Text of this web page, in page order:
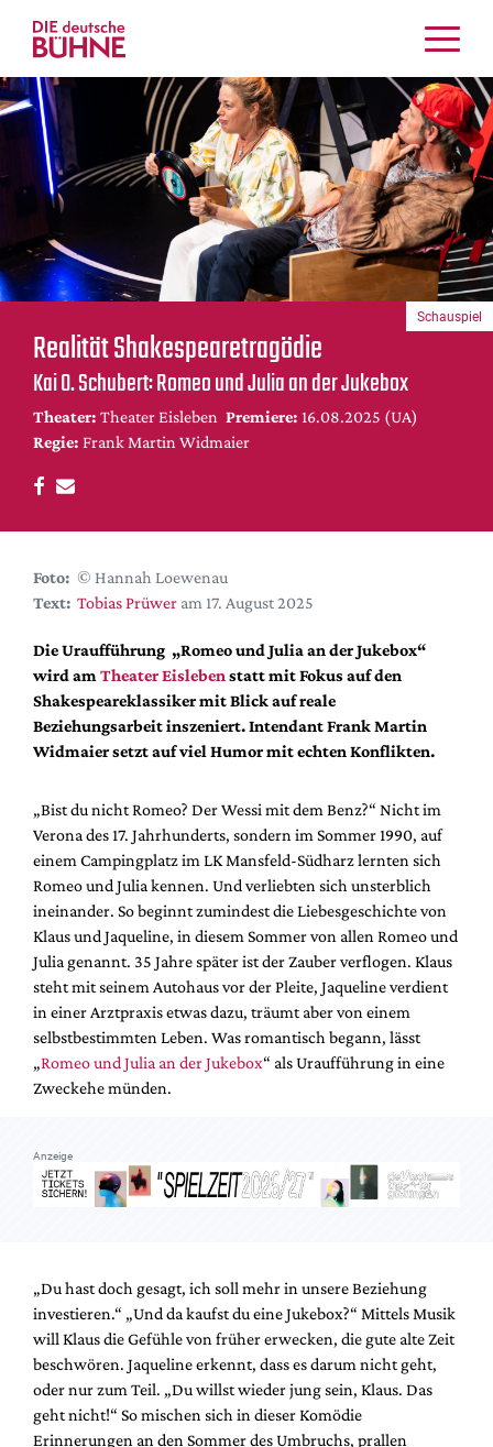
Kritiken
Schauspiel
Musiktheater
Tanz
Crossover
Bühnenwelt
Festivals & Veranstaltungen
Menschen & Theater
Themen
Internationales
Nachrufe
DdB-map
Premierensuche
Festival-Planer
Hefte
Alle Hefte
Leseproben
Podcast
Service
Shop / Abo
Newsletter
Redaktion
Autor:innen
Partner
Mediadaten
Suche
Realität Shakespearetragödie
Kai O. Schubert: Romeo und Julia an der Jukebox
Theater: Theater Eisleben Premiere: 16.08.2025 (UA)
Regie: Frank Martin Widmaier
Schauspiel
Foto: © Hannah Loewenau
Text: Tobias Prüwer am 17. August 2025
Die Uraufführung „Romeo und Julia an der Jukebox“
wird am Theater Eisleben statt mit Fokus auf den
Shakespeareklassiker mit Blick auf reale
Beziehungsarbeit inszeniert. Intendant Frank Martin
Widmaier setzt auf viel Humor mit echten Konflikten.
„Bist du nicht Romeo? Der Wessi mit dem Benz?“ Nicht im
Verona des 17. Jahrhunderts, sondern im Sommer 1990, auf
einem Campingplatz im LK Mansfeld-Südharz lernten sich
Romeo und Julia kennen. Und verliebten sich unsterblich
ineinander. So beginnt zumindest die Liebesgeschichte von
Klaus und Jaqueline, in diesem Sommer von allen Romeo und
Julia genannt. 35 Jahre später ist der Zauber verflogen. Klaus
steht mit seinem Autohaus vor der Pleite, Jaqueline verdient
in einer Arztpraxis etwas dazu, träumt aber von einem
selbstbestimmten Leben. Was romantisch begann, lässt
„Romeo und Julia an der Jukebox“ als Uraufführung in eine
Zweckehe münden.
Anzeige
„Du hast doch gesagt, ich soll mehr in unsere Beziehung
investieren.“ „Und da kaufst du eine Jukebox?“ Mittels Musik
will Klaus die Gefühle von früher erwecken, die gute alte Zeit
beschwören. Jaqueline erkennt, dass es darum nicht geht,
oder nur zum Teil. „Du willst wieder jung sein, Klaus. Das
geht nicht!“ So mischen sich in dieser Komödie
Erinnerungen an den Sommer des Umbruchs, prallen